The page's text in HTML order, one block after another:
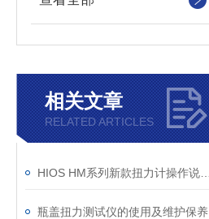
相关文章
RELATED ARTICLES
瓶盖扭力测试仪的使用及维护保养